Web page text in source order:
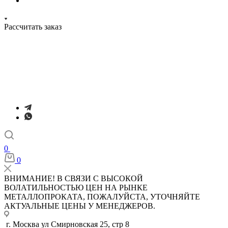
Рассчитать заказ
0
0
ВНИМАНИЕ! В СВЯЗИ С ВЫСОКОЙ
ВОЛАТИЛЬНОСТЬЮ ЦЕН НА РЫНКЕ
МЕТАЛЛОПРОКАТА, ПОЖАЛУЙСТА, УТОЧНЯЙТЕ
АКТУАЛЬНЫЕ ЦЕНЫ У МЕНЕДЖЕРОВ.
г. Москва ул Смирновская 25, стр 8